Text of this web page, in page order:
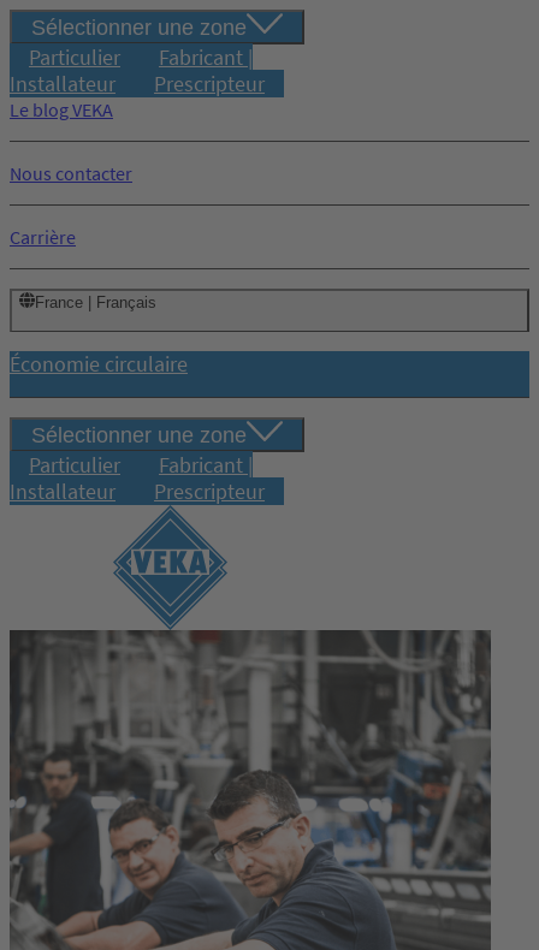
Sélectionner une zone
Particulier
Fabricant |
Installateur
Prescripteur
Le blog VEKA
Nous contacter
Carrière
France | Français
Économie circulaire
Sélectionner une zone
Particulier
Fabricant |
Installateur
Prescripteur